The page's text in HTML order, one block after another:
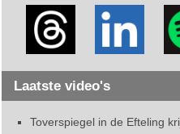
Laatste video's
Toverspiegel in de Efteling